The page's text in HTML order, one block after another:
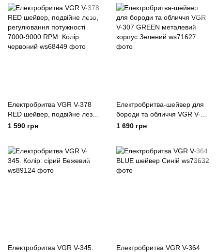
Електробритва VGR V-378
RED шейвер, подвійне лезо,
регулювання потужності
1 590 грн
Електробритва-шейвер для
бороди та обличчя VGR V-
307 GREEN металевий
1 690 грн
Електробритва VGR V-345.
Електробритва VGR V-364